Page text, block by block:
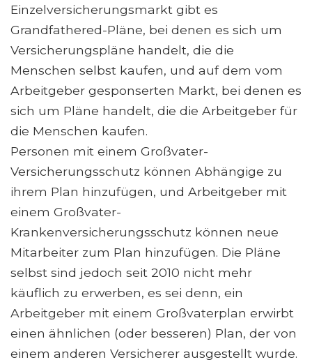
Einzelversicherungsmarkt gibt es
Grandfathered-Pläne, bei denen es sich um
Versicherungspläne handelt, die die
Menschen selbst kaufen, und auf dem vom
Arbeitgeber gesponserten Markt, bei denen es
sich um Pläne handelt, die die Arbeitgeber für
die Menschen kaufen.
Personen mit einem Großvater-
Versicherungsschutz können Abhängige zu
ihrem Plan hinzufügen, und Arbeitgeber mit
einem Großvater-
Krankenversicherungsschutz können neue
Mitarbeiter zum Plan hinzufügen. Die Pläne
selbst sind jedoch seit 2010 nicht mehr
käuflich zu erwerben, es sei denn, ein
Arbeitgeber mit einem Großvaterplan erwirbt
einen ähnlichen (oder besseren) Plan, der von
einem anderen Versicherer ausgestellt wurde.